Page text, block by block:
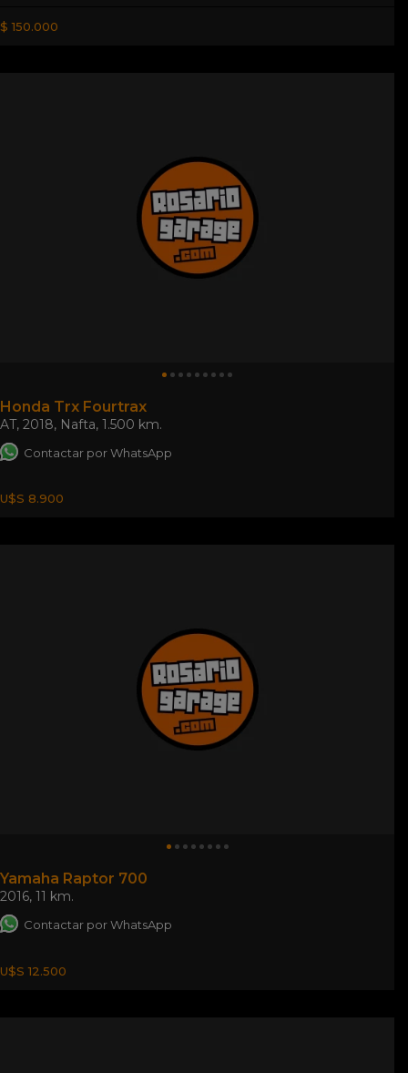
$ 150.000
Honda Trx Fourtrax
AT, 2018, Nafta, 1.500 km.
Contactar por WhatsApp
U$S 8.900
Yamaha Raptor 700
2016, 11 km.
Contactar por WhatsApp
U$S 12.500